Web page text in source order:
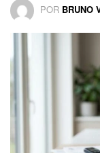
POR BRUNO